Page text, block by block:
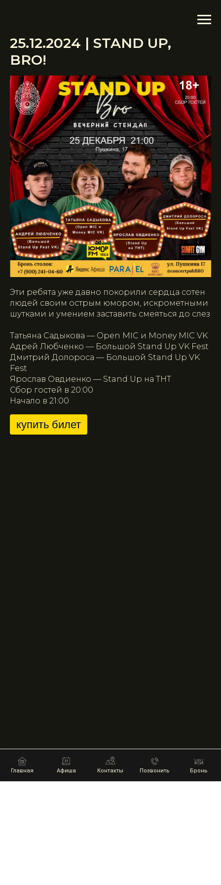
Главная Афиша Контакты Позвонить Бронь
25.12.2024 | STAND UP,
BRO!
Эти ребята уже давно покорили сердца сотен
людей своим острым юмором, искрометными
шутками и умением заставить смеяться до слез
Татьяна Садыкова — Open MIC и Money MIC VK
Адрей Любченко — Большой Stand Up VK Fest
Дмитрий Долороса — Большой Stand Up VK
Fest
Ярослав Овдиенко — Stand Up на ТНТ
Сбор гостей в 20:00
Начало в 21:00
купить билет